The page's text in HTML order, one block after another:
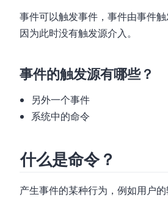
事件可以触发事件，事件由事件触
因为此时没有触发源介入。
事件的触发源有哪些？
另外一个事件
系统中的命令
什么是命令？
产生事件的某种行为，例如用户的